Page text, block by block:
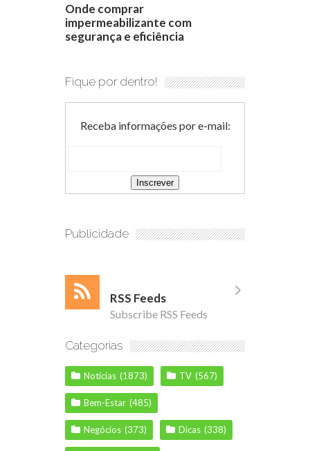
Onde comprar
impermeabilizante com
segurança e eficiência
Fique por dentro!
Receba informações por e-mail:
Publicidade
RSS Feeds
Subscribe RSS Feeds
Categorias
Notícias (1873) TV (567)
Bem-Estar (485)
Negócios (373) Dicas (338)